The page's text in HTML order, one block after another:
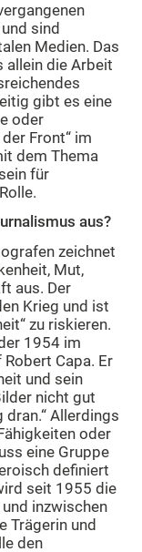
sind
Medien. Das
allein die Arbeit
gibt es eine
oder
Front“ im
dem Thema
für
aus?
zeichnet
Mut,
aus. Der
Krieg und ist
zu riskieren.
1954 im
Capa. Er
und sein
nicht gut
Allerdings
oder
eine Gruppe
definiert
seit 1955 die
inzwischen
Trägerin und
den